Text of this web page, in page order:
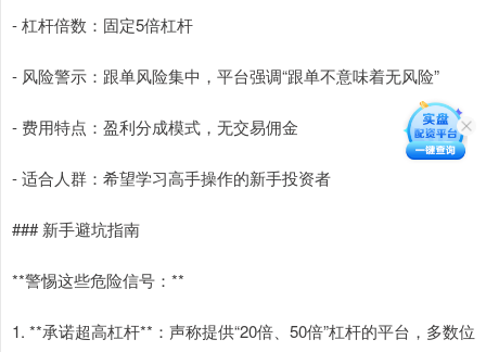
- 杠杆倍数：固定5倍杠杆
- 风险警示：跟单风险集中，平台强调“跟单不意味着无风险”
- 费用特点：盈利分成模式，无交易佣金
- 适合人群：希望学习高手操作的新手投资者
### 新手避坑指南
**警惕这些危险信号：**
1. **承诺超高杠杆**：声称提供“20倍、50倍”杠杆的平台，多数位